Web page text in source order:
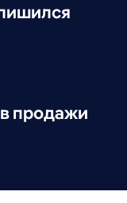
продажи
2026 г.
5 августа 2026 г.
5 августа 2026 г.